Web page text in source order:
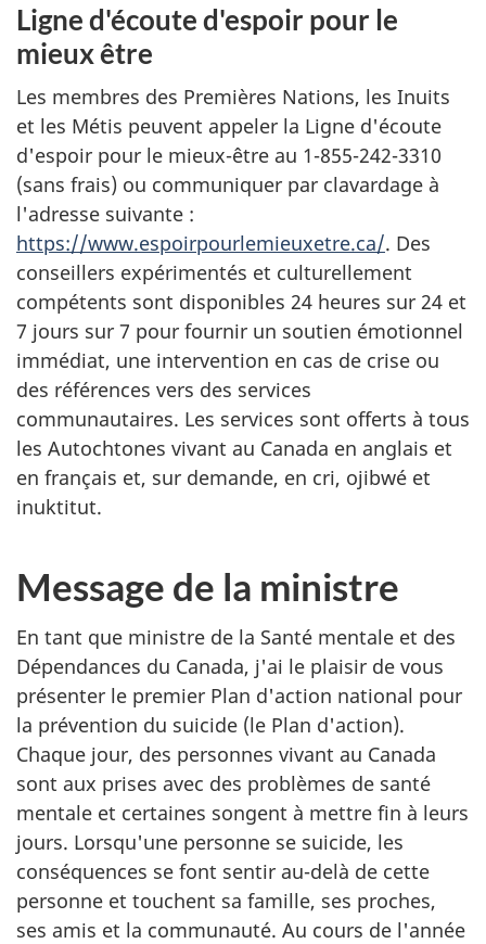
Ligne d'écoute d'espoir pour le
mieux être
Les membres des Premières Nations, les Inuits
et les Métis peuvent appeler la Ligne d'écoute
d'espoir pour le mieux-être au 1-855-242-3310
(sans frais) ou communiquer par clavardage à
l'adresse suivante :
https://www.espoirpourlemieuxetre.ca/. Des
conseillers expérimentés et culturellement
compétents sont disponibles 24 heures sur 24 et
7 jours sur 7 pour fournir un soutien émotionnel
immédiat, une intervention en cas de crise ou
des références vers des services
communautaires. Les services sont offerts à tous
les Autochtones vivant au Canada en anglais et
en français et, sur demande, en cri, ojibwé et
inuktitut.
Message de la ministre
En tant que ministre de la Santé mentale et des
Dépendances du Canada, j'ai le plaisir de vous
présenter le premier Plan d'action national pour
la prévention du suicide (le Plan d'action).
Chaque jour, des personnes vivant au Canada
sont aux prises avec des problèmes de santé
mentale et certaines songent à mettre fin à leurs
jours. Lorsqu'une personne se suicide, les
conséquences se font sentir au-delà de cette
personne et touchent sa famille, ses proches,
ses amis et la communauté. Au cours de l'année